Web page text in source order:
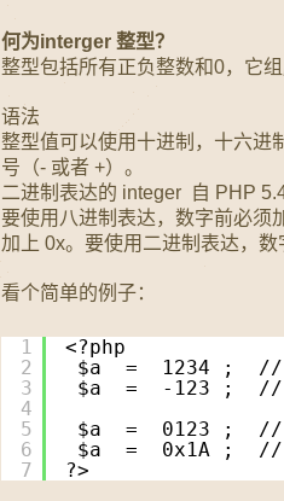
何为interger 整型？
整型包括所有正负整数和0，它
语法
整型值可以使用十进制，十六进
号（- 或者 +）。
二进制表达的 integer 自 PHP
要使用八进制表达，数字前必须
加上 0x。要使用二进制表达，数
看个简单的例子：
1
2
3
4
5
6
7
<?php
$a  =  1234 ;  //
$a  =  -123 ;  //
$a  =  0123 ;  //
$a  =  0x1A ;  //
?>